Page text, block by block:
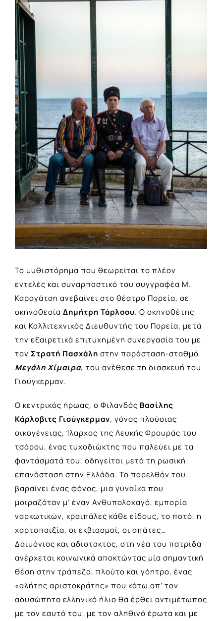
Το μυθιστόρημα που θεωρείται το πλέον
εντελές και συναρπαστικό του συγγραφέα Μ.
Καραγάτση ανεβαίνει στο θέατρο Πορεία, σε
σκηνοθεσία Δημήτρη Τάρλοου. Ο σκηνοθέτης
και Καλλιτεχνικός Διευθυντής του Πορεία, μετά
την εξαιρετικά επιτυχημένη συνεργασία του με
τον Στρατή Πασχάλη στην παράσταση-σταθμό
Μεγάλη Χίμαιρα, του ανέθεσε τη διασκευή του
Γιούγκερμαν.
Ο κεντρικός ήρωας, ο Φιλανδός Βασίλης
Κάρλοβιτς Γιούγκερμαν, γόνος πλούσιας
οικογένειας, Ίλαρχος της Λευκής Φρουράς του
τσάρου, ένας τυχοδιώκτης που παλεύει με τα
φαντάσματά του, οδηγείται μετά τη ρωσική
επανάσταση στην Ελλάδα. Το παρελθόν του
βαραίνει ένας φόνος, μια γυναίκα που
μοιραζόταν μ’ έναν Ανθυπολοχαγό, εμπορία
ναρκωτικών, κραιπάλες κάθε είδους, το ποτό, η
χαρτοπαιξία, οι εκβιασμοί, οι απάτες…
Δαιμόνιος και αδίστακτος, στη νέα του πατρίδα
ανέρχεται κοινωνικά αποκτώντας μία σημαντική
θέση στην τράπεζα, πλούτο και γόητρο, ένας
«αλήτης αριστοκράτης» που κάτω απ’ τον
αδυσώπητο ελληνικό ήλιο θα έρθει αντιμέτωπος
με τον εαυτό του, με τον αληθινό έρωτα και με